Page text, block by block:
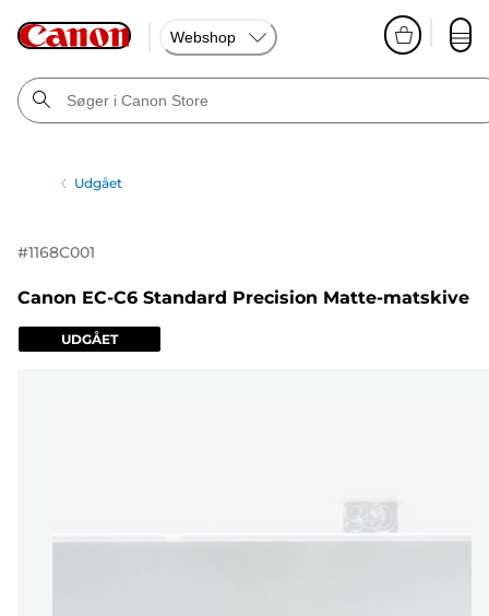
Webshop
Udgået
#1168C001
Canon EC-C6 Standard Precision Matte-matskive
UDGÅET